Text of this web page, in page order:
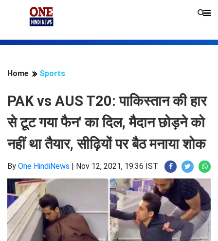
Home Sports
PAK vs AUS T20: पाकिस्तान की हार
से टूट गया फैन' का दिल, मैदान छोड़ने को
नहीं था तैयार, सीढ़ियों पर बैठ मनाया शोक
By One HindiNews | Nov 12, 2021, 19:36 IST